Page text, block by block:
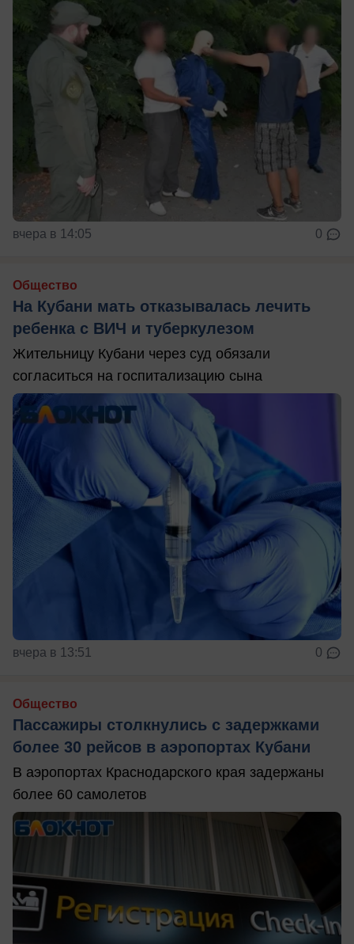
вчера в 14:05 0
Общество
На Кубани мать отказывалась лечить
ребенка с ВИЧ и туберкулезом
Жительницу Кубани через суд обязали
согласиться на госпитализацию сына
вчера в 13:51 0
Общество
Пассажиры столкнулись с задержками
более 30 рейсов в аэропортах Кубани
В аэропортах Краснодарского края задержаны
более 60 самолетов